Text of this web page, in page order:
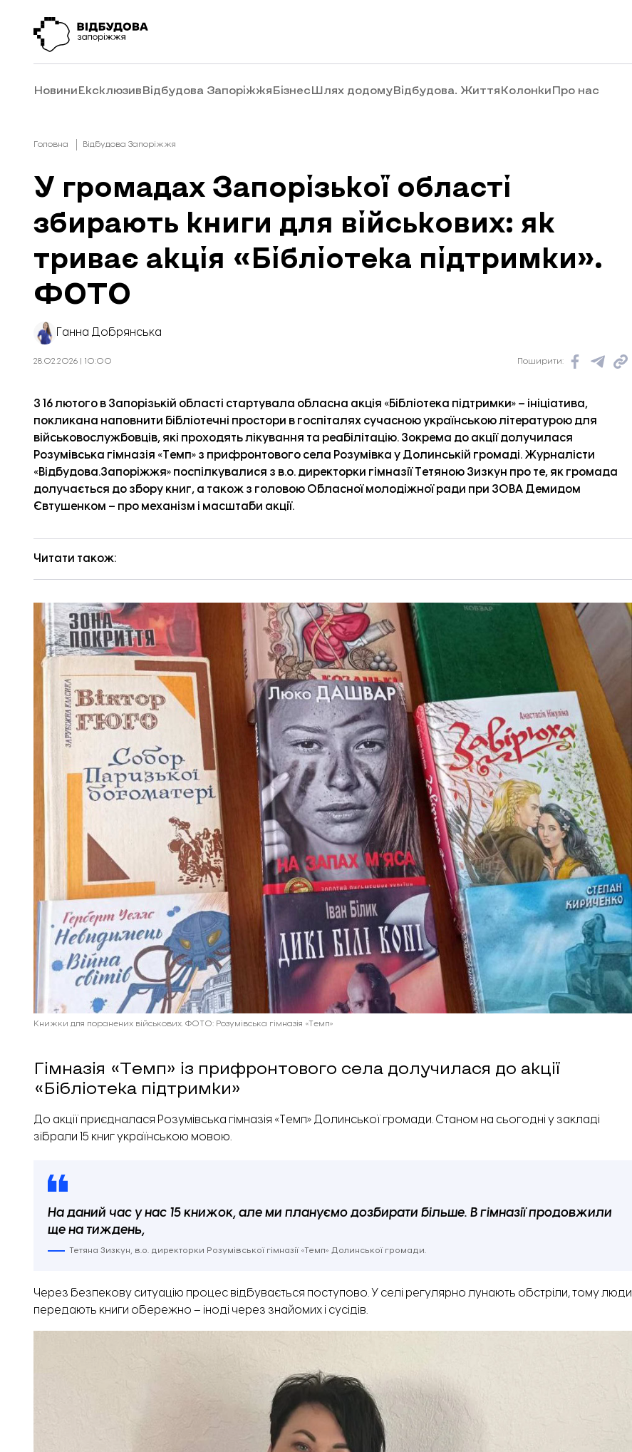
НовиниЕксклюзивВідбудова ЗапоріжжяБізнесШлях додомуВідбудова. ЖиттяКолонкиПро нас
Головна Відбудова Запоріжжя
У громадах Запорізької області
збирають книги для військових: як
триває акція «Бібліотека підтримки».
ФОТО
Ганна Добрянська
28.02.2026 | 10:00 Поширити:
З 16 лютого в Запорізькій області стартувала обласна акція «Бібліотека підтримки» – ініціатива,
покликана наповнити бібліотечні простори в госпіталях сучасною українською літературою для
військовослужбовців, які проходять лікування та реабілітацію. Зокрема до акції долучилася
Розумівська гімназія «Темп» з прифронтового села Розумівка у Долинській громаді. Журналісти
«Відбудова.Запоріжжя» поспілкувалися з в.о. директорки гімназії Тетяною Зизкун про те, як громада
долучається до збору книг, а також з головою Обласної молодіжної ради при ЗОВА Демидом
Євтушенком – про механізм і масштаби акції.
Читати також:
Книжки для поранених військових. ФОТО: Розумівська гімназія «Темп»
Гімназія «Темп» із прифронтового села долучилася до акції
«Бібліотека підтримки»
До акції приєдналася Розумівська гімназія «Темп» Долинської громади. Станом на сьогодні у закладі
зібрали 15 книг українською мовою.
На даний час у нас 15 книжок, але ми плануємо дозбирати більше. В гімназії продовжили
ще на тиждень,
Тетяна Зизкун, в.о. директорки Розумівської гімназії «Темп» Долинської громади.
Через безпекову ситуацію процес відбувається поступово. У селі регулярно лунають обстріли, тому люди
передають книги обережно – іноді через знайомих і сусідів.